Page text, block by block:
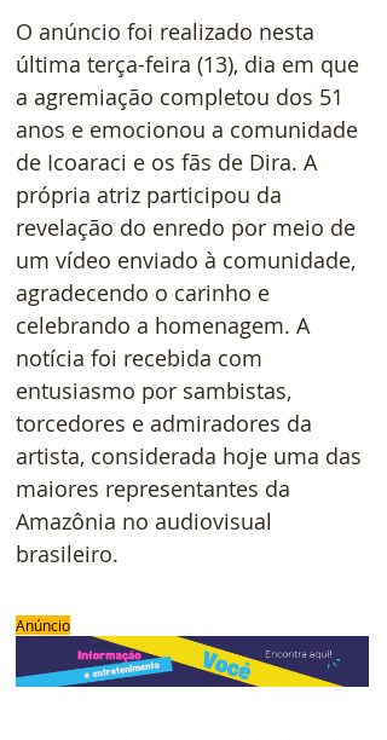
O anúncio foi realizado nesta
última terça-feira (13), dia em que
a agremiação completou dos 51
anos e emocionou a comunidade
de Icoaraci e os fãs de Dira. A
própria atriz participou da
revelação do enredo por meio de
um vídeo enviado à comunidade,
agradecendo o carinho e
celebrando a homenagem. A
notícia foi recebida com
entusiasmo por sambistas,
torcedores e admiradores da
artista, considerada hoje uma das
maiores representantes da
Amazônia no audiovisual
brasileiro.
Anúncio